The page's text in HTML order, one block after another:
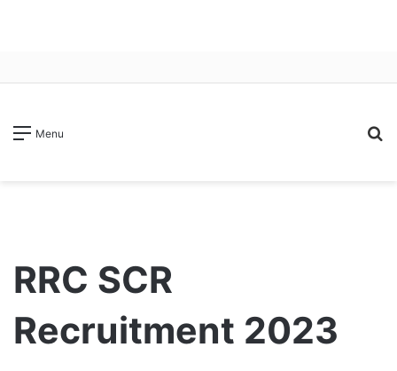
Menu
RRC SCR
Recruitment 2023